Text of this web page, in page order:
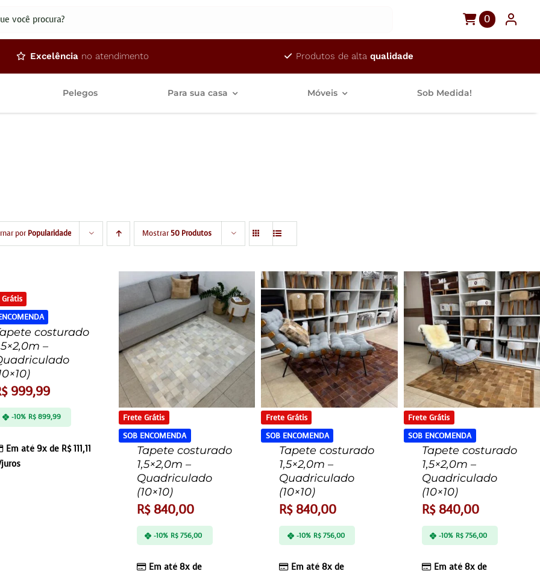
0
Excelência no atendimento Produtos de altaqualidade
Pelegos Para sua casa Móveis Sob Medida!
por Popularidade Mostrar50 Produtos
costurado
–
999,99
Em até 9x de R$111,11
-10% R$899,99
Frete Grátis
SOB ENCOMENDA
Tapete costurado
1,5×2,0m –
Quadriculado
(10×10)
R$840,00
Em até 8x de
-10% R$ 756,00
Frete Grátis
SOB ENCOMENDA
Tapete costurado
1,5×2,0m –
Quadriculado
(10×10)
R$840,00
Em até 8x de
-10% R$756,00
Frete Grátis
SOB ENCOMENDA
Tapete costurado
1,5×2,0m –
Quadriculado
(10×10)
R$840,00
Em até 8x de
-10% R$ 756,00